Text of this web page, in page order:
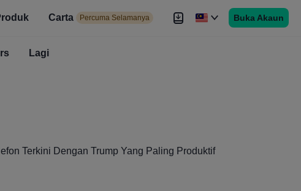
Carta Percuma Selamanya
Peraduan
Buka Akaun
Selamanya
Lagi
Terkini Dengan Trump Yang Paling Produktif